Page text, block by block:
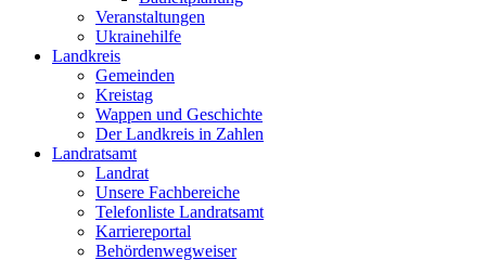
Veranstaltungen
Ukrainehilfe
Landkreis
Gemeinden
Kreistag
Wappen und Geschichte
Der Landkreis in Zahlen
Landratsamt
Landrat
Unsere Fachbereiche
Telefonliste Landratsamt
Karriereportal
Behördenwegweiser